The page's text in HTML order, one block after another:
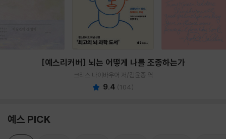
[예스리커버] 뇌는 어떻게 나를 조종하는가
크리스 나이바우어 저/김윤종 역
9.4 (104)
예스 PICK